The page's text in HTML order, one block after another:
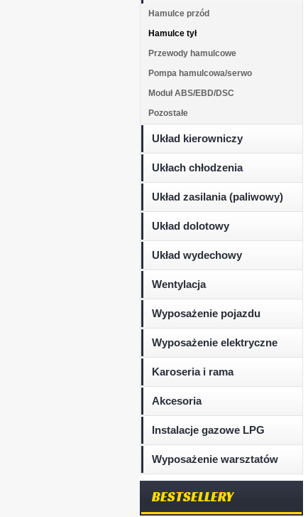
Hamulce przód
Hamulce tył
Przewody hamulcowe
Pompa hamulcowa/serwo
Moduł ABS/EBD/DSC
Pozostałe
Układ kierowniczy
Ukłach chłodzenia
Układ zasilania (paliwowy)
Układ dolotowy
Układ wydechowy
Wentylacja
Wyposażenie pojazdu
Wyposażenie elektryczne
Karoseria i rama
Akcesoria
Instalacje gazowe LPG
Wyposażenie warsztatów
BESTSELLERY